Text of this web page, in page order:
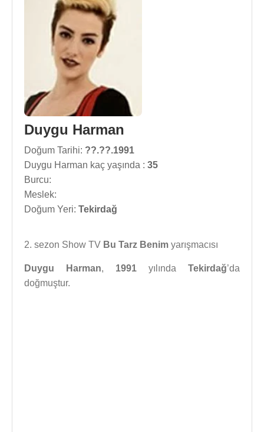
Duygu Harman
Doğum Tarihi: ??.??.1991
Duygu Harman kaç yaşında : 35
Burcu:
Meslek:
Doğum Yeri: Tekirdağ
2. sezon Show TV Bu Tarz Benim yarışmacısı
Duygu Harman, 1991 yılında Tekirdağ’da
doğmuştur.